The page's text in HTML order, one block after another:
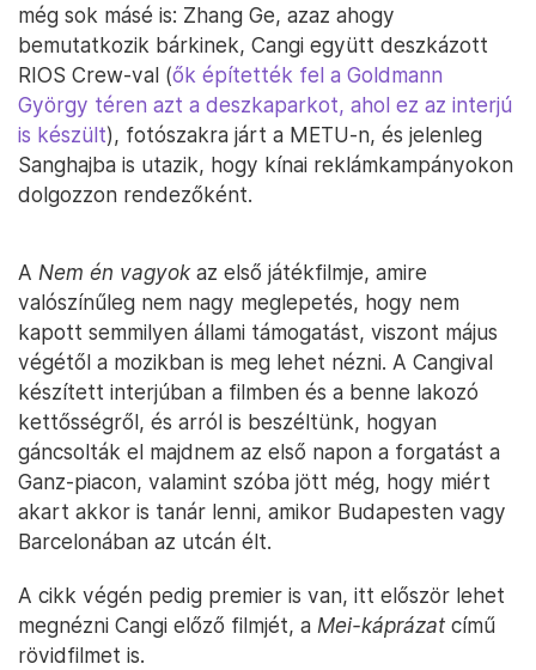
még sok másé is: Zhang Ge, azaz ahogy
bemutatkozik bárkinek, Cangi együtt deszkázott
RIOS Crew-val (ők építették fel a Goldmann
György téren azt a deszkaparkot, ahol ez az interjú
is készült), fotószakra járt a METU-n, és jelenleg
Sanghajba is utazik, hogy kínai reklámkampányokon
dolgozzon rendezőként.
A Nem én vagyokaz első játékfilmje, amire
valószínűleg nem nagy meglepetés, hogy nem
kapott semmilyen állami támogatást, viszont május
végétől a mozikban is meg lehet nézni. A Cangival
készített interjúban a filmben és a benne lakozó
kettősségről, és arról is beszéltünk, hogyan
gáncsolták el majdnem az első napon a forgatást a
Ganz-piacon, valamint szóba jött még, hogy miért
akart akkor is tanár lenni, amikor Budapesten vagy
Barcelonában az utcán élt.
A cikk végén pedig premier is van, itt először lehet
megnézni Cangi előző filmjét, a Mei-káprázat című
rövidfilmet is.